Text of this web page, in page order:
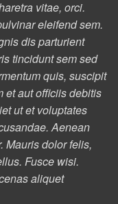
vitae, orci.
eleifend sem.
dis parturient
tincidunt sem sed
quis, suscipit
et aut officiis debitis
ut et voluptates
Aenean
Mauris dolor felis,
Fusce wisi.
aliquet